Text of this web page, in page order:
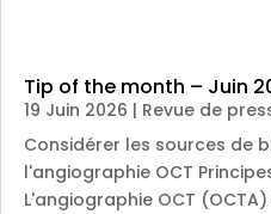
Tip of the month – Juin
19 Juin 2026 | Revue de
Considérer les sources de
l'angiographie OCT
L'angiographie OCT